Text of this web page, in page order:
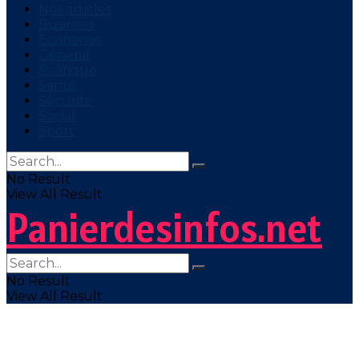
No Result
View All Result
Panierdesinfos.net
No Result
View All Result